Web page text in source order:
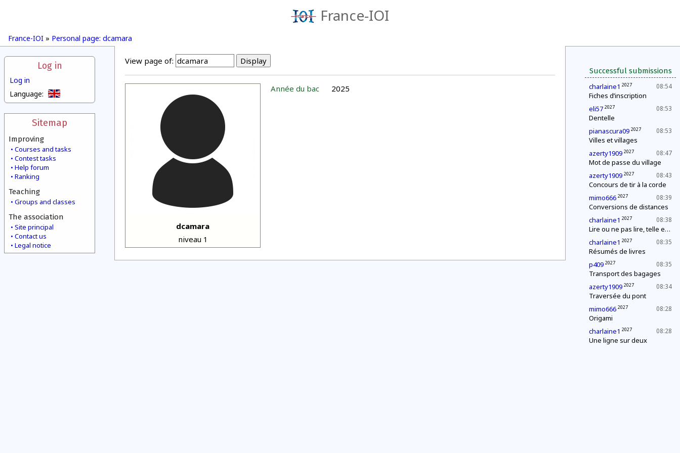
France-IOI
France-IOI » Personal page: dcamara
Log in
Log in
Language:
Sitemap
Improving
Courses and tasks
Contest tasks
Help forum
Ranking
Teaching
Groups and classes
The association
Site principal
Contact us
Legal notice
Successful submissions
08:54
charlaine1 2027
Fiches d’inscription
08:53
eli57 2027
Dentelle
08:53
pianascura09 2027
Villes et villages
08:47
azerty1909 2027
Mot de passe du village
08:43
azerty1909 2027
Concours de tir à la corde
08:39
mimo666 2027
Conversions de distances
08:38
charlaine1 2027
Lire ou ne pas lire, telle est la question
08:35
charlaine1 2027
Résumés de livres
08:35
p409 2027
Transport des bagages
08:34
azerty1909 2027
Traversée du pont
08:28
mimo666 2027
Origami
08:28
charlaine1 2027
Une ligne sur deux
View page of:
dcamara
niveau 1
Année du bac 2025